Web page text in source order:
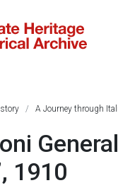
A Journey through
1910